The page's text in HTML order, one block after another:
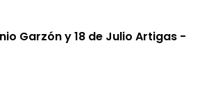
Garzón y 18 de Julio Artigas -